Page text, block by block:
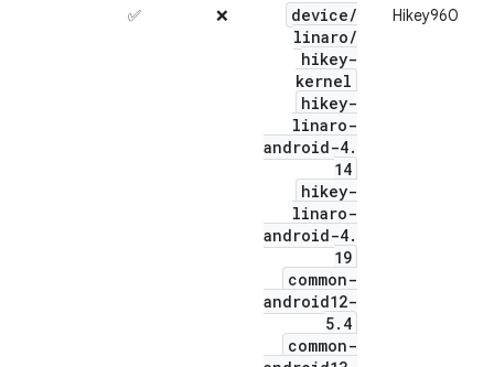
Hikey960
device/
linaro/
hikey-
kernel
hikey-
linaro-
android-4.
14
hikey-
linaro-
android-4.
19
common-
android12-
5. 4
common-
❌
✅